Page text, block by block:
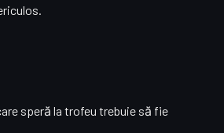
speră la trofeu trebuie să fie